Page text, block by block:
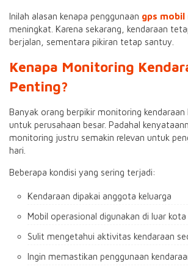
Inilah alasan kenapa penggunaan gps mobil
meningkat. Karena sekarang, kendaraan
berjalan, sementara pikiran tetap santuy.
Kenapa Monitoring
Penting?
Banyak orang berpikir monitoring kendaraan
untuk perusahaan besar. Padahal
monitoring justru semakin relevan untuk
hari.
Beberapa kondisi yang sering terjadi:
Kendaraan dipakai anggota keluarga
Mobil operasional digunakan di luar kota
Sulit mengetahui aktivitas kendaraan
Ingin memastikan penggunaan